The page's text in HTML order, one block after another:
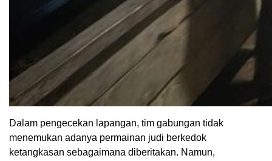
Dalam pengecekan lapangan, tim gabungan tidak
menemukan adanya permainan judi berkedok
ketangkasan sebagaimana diberitakan. Namun,